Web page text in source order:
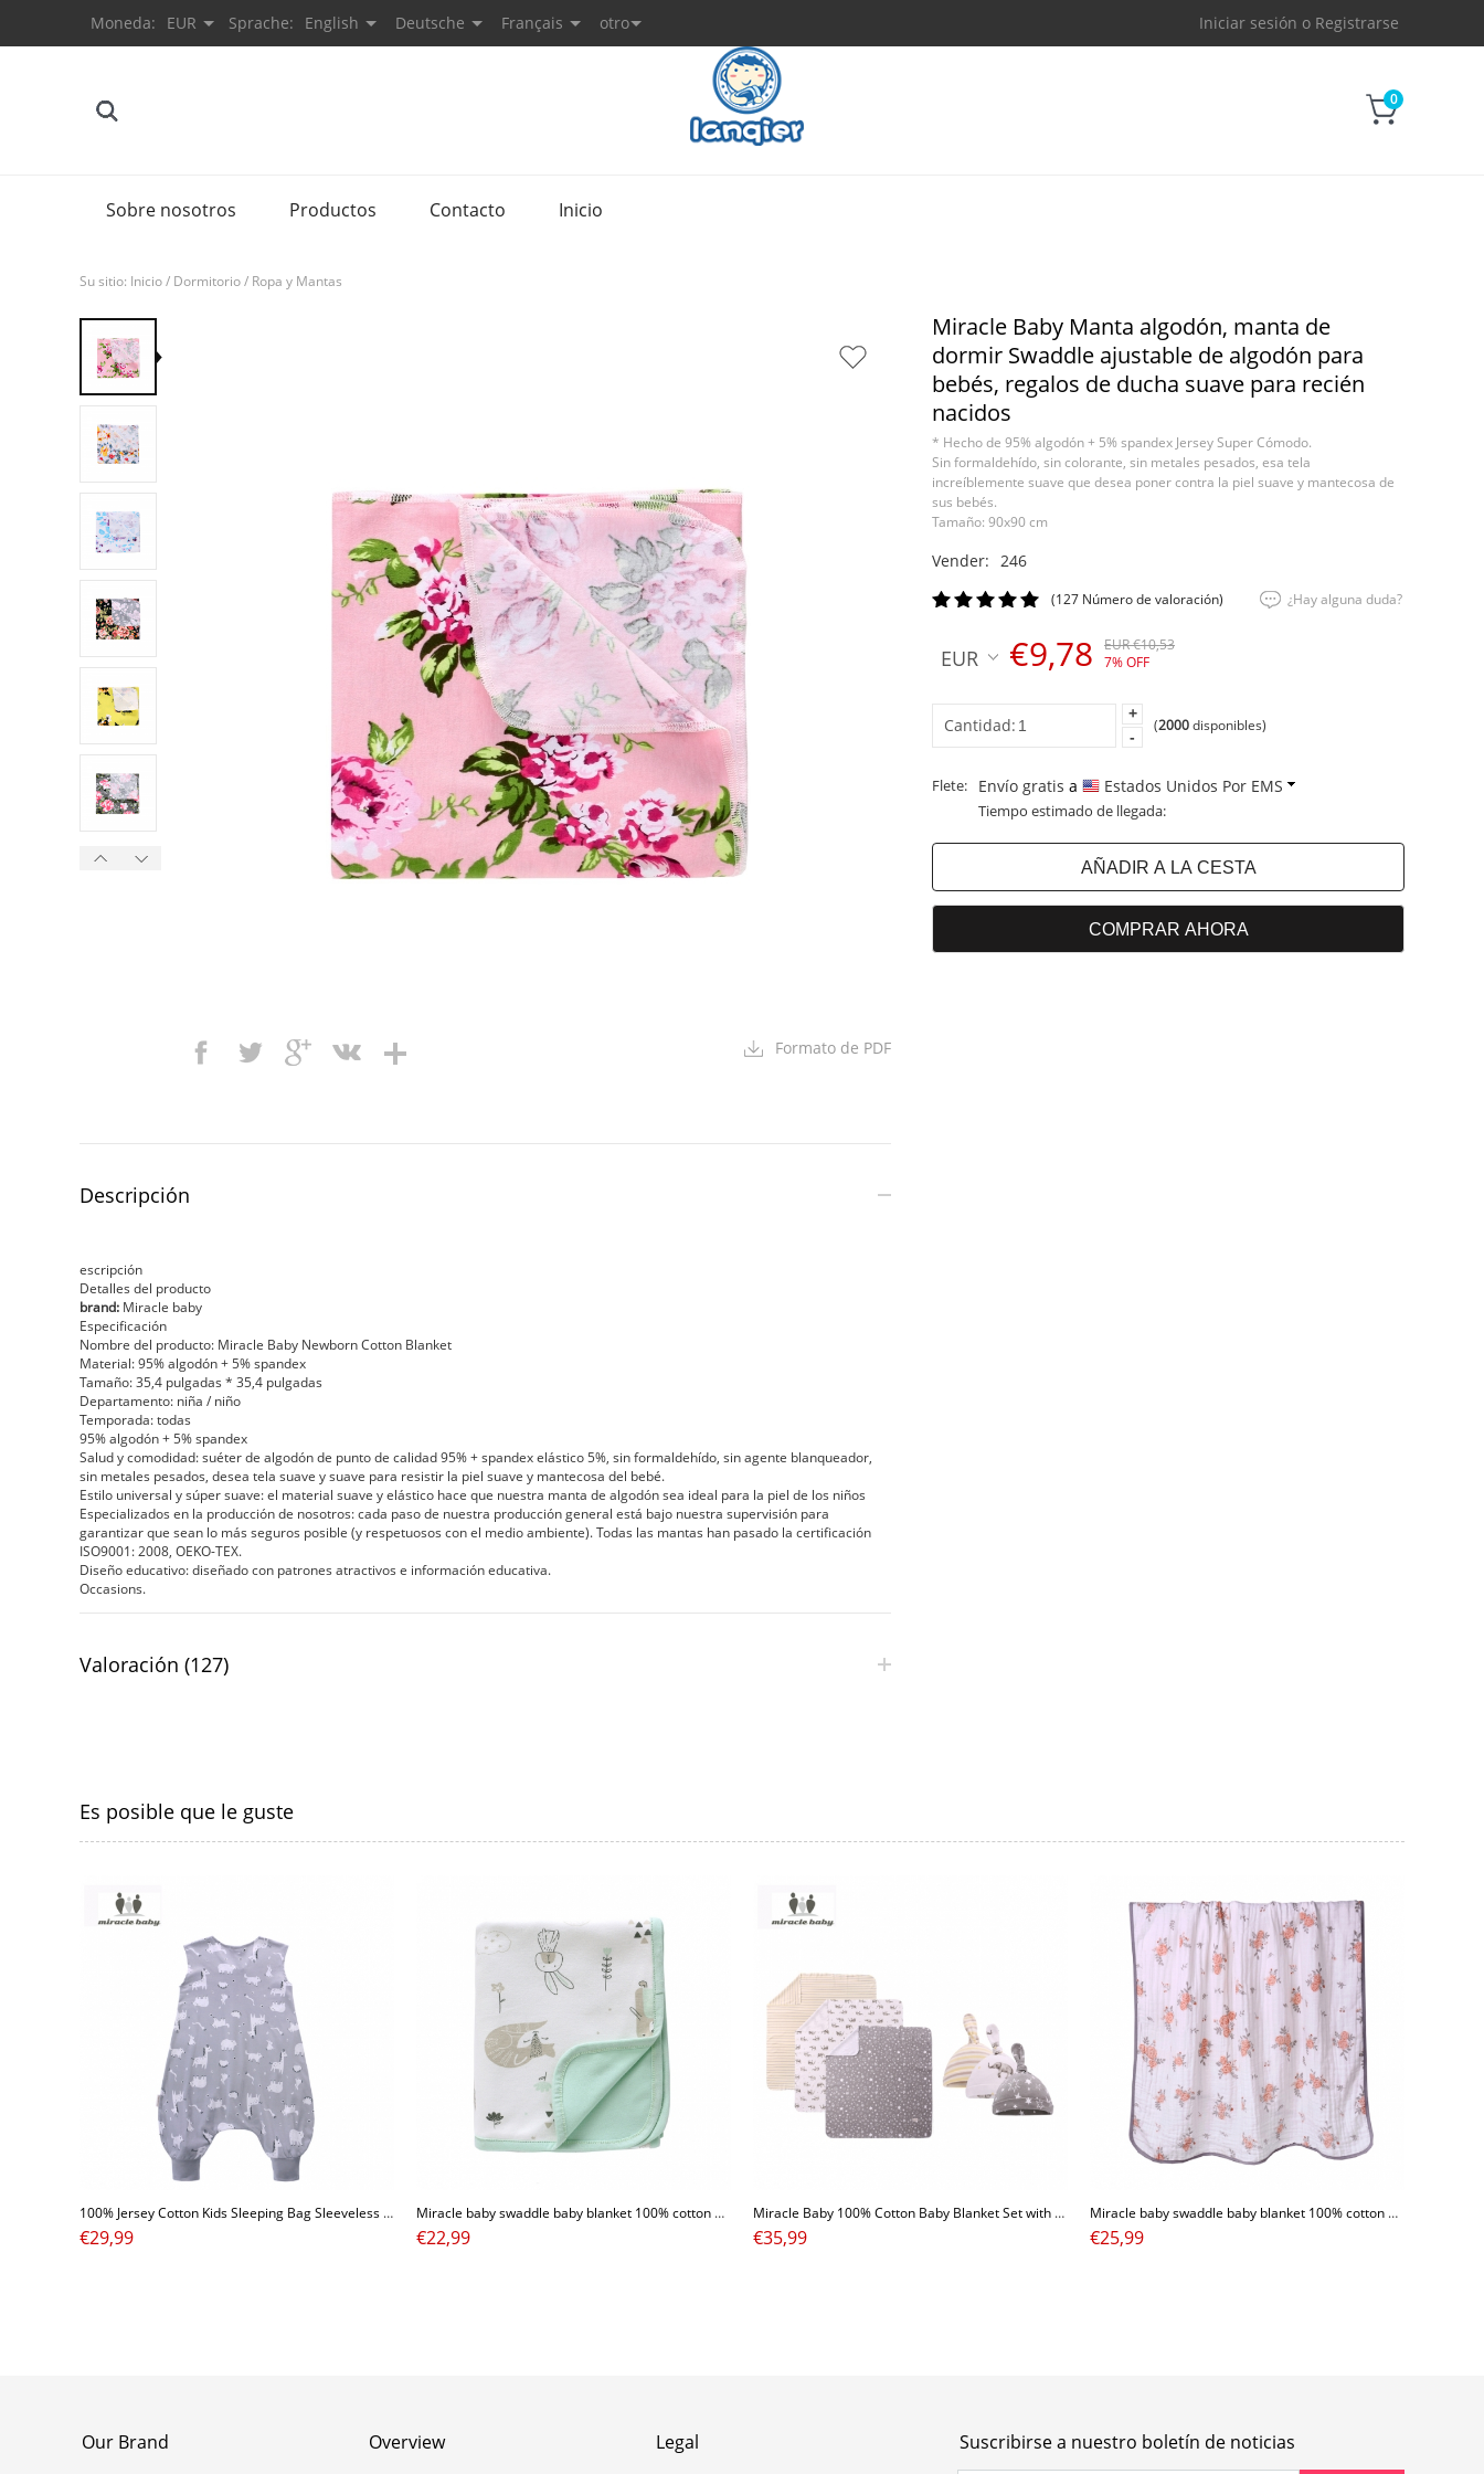
Moneda: EUR Sprache: English Deutsche Français otro Iniciar sesión o Registrarse
0
Sobre nosotros Productos Contacto Inicio
Su sitio: Inicio/ Dormitorio/ Ropa y Mantas
Formato de PDF
Descripción
escripción
Detalles del producto
brand: Miracle baby
Especificación
Nombre del producto: Miracle Baby Newborn Cotton Blanket
Material: 95% algodón + 5% spandex
Tamaño: 35,4 pulgadas * 35,4 pulgadas
Departamento: niña / niño
Temporada: todas
95% algodón + 5% spandex
Salud y comodidad: suéter de algodón de punto de calidad 95% + spandex elástico 5%, sin formaldehído, sin agente blanqueador,
sin metales pesados, desea tela suave y suave para resistir la piel suave y mantecosa del bebé.
Estilo universal y súper suave: el material suave y elástico hace que nuestra manta de algodón sea ideal para la piel de los niños
Especializados en la producción de nosotros: cada paso de nuestra producción general está bajo nuestra supervisión para
garantizar que sean lo más seguros posible (y respetuosos con el medio ambiente). Todas las mantas han pasado la certificación
ISO9001: 2008, OEKO-TEX.
Diseño educativo: diseñado con patrones atractivos e información educativa.
Occasions.
Valoración (127)
Miracle Baby Manta algodón, manta de
dormir Swaddle ajustable de algodón para
bebés, regalos de ducha suave para recién
nacidos
* Hecho de 95% algodón + 5% spandex Jersey Super Cómodo.
Sin formaldehído, sin colorante, sin metales pesados, esa tela
increíblemente suave que desea poner contra la piel suave y mantecosa de
sus bebés.
Tamaño: 90x90 cm
Vender: 246
(127 Número de valoración) ¿Hay alguna duda?
EUR €9,78
EUR €10,53
7% OFF
Cantidad:
+
-
(2000disponibles)
Flete: Envío gratis a Estados Unidos Por EMS
Tiempo estimado de llegada:
Es posible que le guste
100% Jersey Cotton Kids Sleeping Bag Sleeveless Children Sleeping Sack with Zipper Newborn Wearable Knitted Baby Sleeping Bag
€29,99
Miracle baby swaddle baby blanket 100% cotton muslin swaddle blankets double layer muslin swaddle blanket
€22,99
Miracle Baby 100% Cotton Baby Blanket Set with Hat Breathable Receiving Blanket Jersey Cotton Fabric Blanket Swaddling Wrap Set
€35,99
Miracle baby swaddle baby blanket 100% cotton muslin swaddle blankets double layer muslin swaddle blanket
€25,99
Our Brand Overview Legal Suscribirse a nuestro boletín de noticias